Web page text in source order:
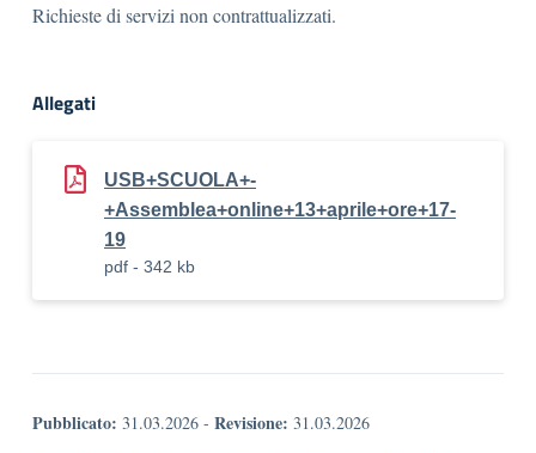
Richieste di servizi non contrattualizzati.
Allegati
USB+SCUOLA+-
+Assemblea+online+13+aprile+ore+17-
19
pdf - 342 kb
Pubblicato: 31.03.2026 - Revisione: 31.03.2026